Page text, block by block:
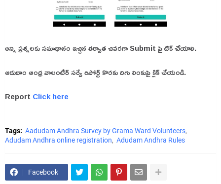
అన్ని ప్రశ్నలకు సమాధానం ఇచ్చిన తర్వాత చివరగా Submit పై టిక్ చేయాలి.
ఆడుదాం ఆంధ్ర వాలంటీర్ సర్వే రిపోర్ట్ కొరకు దిగు లింకుపై క్లిక్ చేయండి.
Report Click here
Tags: Aadudam Andhra Survey by Grama Ward Volunteers
Adudam Andhra online registration
Adudam Andhra Rules
Facebook